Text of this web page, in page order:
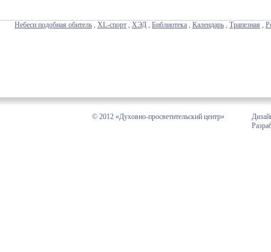
Небеси подобная обитель , XL-спорт , ХЭД , Библиотека , Календарь , Трапезная ,
© 2012 «Духовно-просветительский центр»